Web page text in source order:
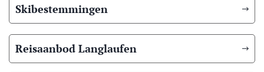
Skibestemmingen
Reisaanbod Langlaufen